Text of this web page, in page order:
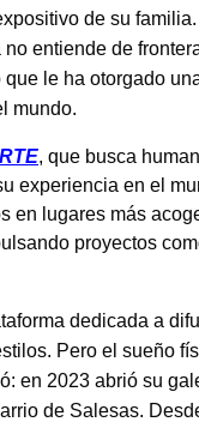
de su familia.
entiende de
le ha otorgado
mundo.
, que busca
experiencia en el
en lugares más
proyectos
dedicada a
Pero el sueño
en 2023 abrió su
de Salesas.